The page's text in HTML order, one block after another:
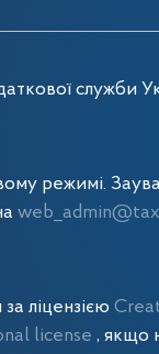
служби
режимі.
ліцензією
license , якщо